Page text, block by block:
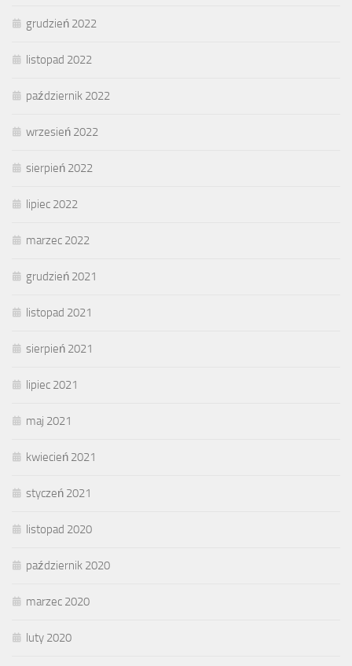
grudzień 2022
listopad 2022
październik 2022
wrzesień 2022
sierpień 2022
lipiec 2022
marzec 2022
grudzień 2021
listopad 2021
sierpień 2021
lipiec 2021
maj 2021
kwiecień 2021
styczeń 2021
listopad 2020
październik 2020
marzec 2020
luty 2020